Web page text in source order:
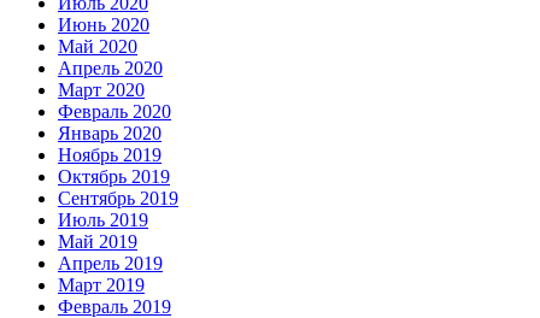
Июнь 2020
Май 2020
Апрель 2020
Март 2020
Февраль 2020
Январь 2020
Ноябрь 2019
Октябрь 2019
Сентябрь 2019
Июль 2019
Май 2019
Апрель 2019
Март 2019
Февраль 2019